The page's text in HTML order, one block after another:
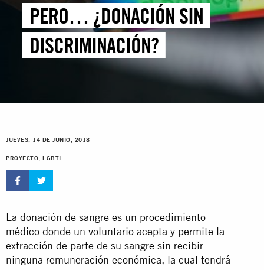
PERO… ¿DONACIÓN SIN
DISCRIMINACIÓN?
JUEVES, 14 DE JUNIO, 2018
PROYECTO, LGBTI
La donación de sangre es un procedimiento
médico donde un voluntario acepta y permite la
extracción de parte de su sangre sin recibir
ninguna remuneración económica, la cual tendrá